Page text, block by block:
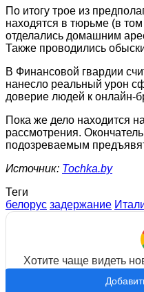
По итогу трое из
находятся в тюрьме (в
отделались домашним
Также проводились
В Финансовой гвардии
нанесло реальный урон
доверие людей к онлайн-
Пока же дело находится
рассмотрения.
подозреваемым
Источник: Tochka.by
Теги
белорус задержание
Хотите чаще видеть